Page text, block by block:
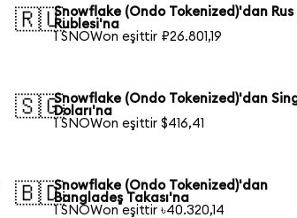
🇷🇺Snowflake (Ondo Tokenized)'dan Rus
Rublesi'na
1 SNOWon eşittir ₽26.801,19
🇸🇬Snowflake (Ondo Tokenized)'dan
Doları'na
1 SNOWon eşittir $416,41
🇧🇩Snowflake (Ondo Tokenized)'dan
Bangladeş Takası'na
1 SNOWon eşittir ৳40.320,14